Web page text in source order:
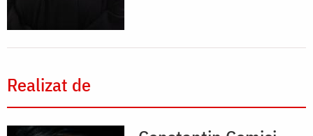
Realizat de